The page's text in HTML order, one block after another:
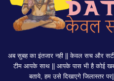
अब सुबह का इंतजार नही || केवल सच और
टीम आपके साथ || आपके पास भी है कोई खबर
बताये, हम उसे दिखाएगे जिलास्तर